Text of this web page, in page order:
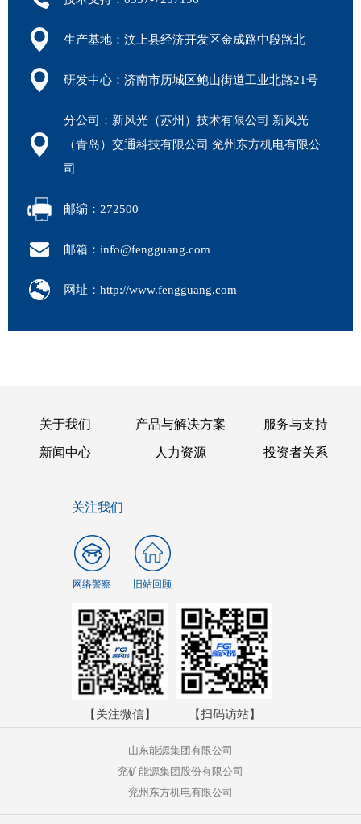
生产基地：汶上县经济开发区金成路中段路北
研发中心：济南市历城区鲍山街道工业北路21号
分公司：新风光（苏州）技术有限公司 新风光
（青岛）交通科技有限公司 兖州东方机电有限公
司
邮编：272500
邮箱：info@fengguang.com
网址：http://www.fengguang.com
关于我们 产品与解决方案 服务与支持
新闻中心 人力资源 投资者关系
关注我们
网络警察 旧站回顾
【关注微信】 【扫码访站】
山东能源集团有限公司
兖矿能源集团股份有限公司
兖州东方机电有限公司